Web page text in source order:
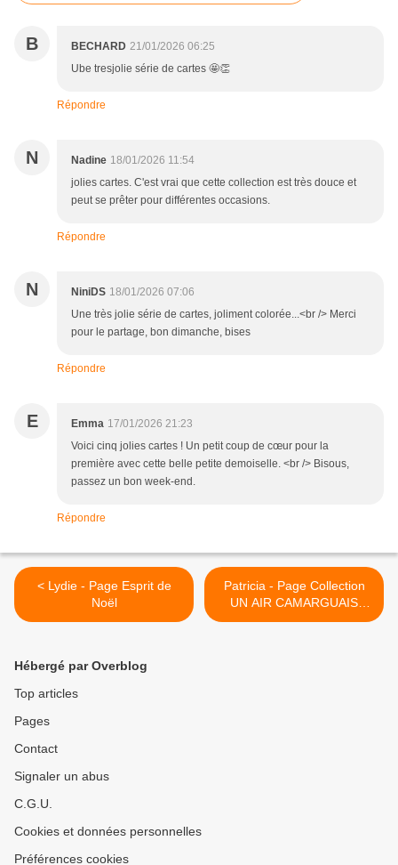
B BECHARD 21/01/2026 06:25
Ube tresjolie série de cartes 🤩👏
Répondre
N Nadine 18/01/2026 11:54
jolies cartes. C'est vrai que cette collection est très douce et
peut se prêter pour différentes occasions.
Répondre
N NiniDS 18/01/2026 07:06
Une très jolie série de cartes, joliment colorée...<br /> Merci
pour le partage, bon dimanche, bises
Répondre
E Emma 17/01/2026 21:23
Voici cinq jolies cartes ! Un petit coup de cœur pour la
première avec cette belle petite demoiselle. <br /> Bisous,
passez un bon week-end.
Répondre
< Lydie - Page Esprit de
Noël
Patricia - Page Collection
UN AIR CAMARGUAIS
numéro 3 >
Hébergé par Overblog
Top articles
Pages
Contact
Signaler un abus
C.G.U.
Cookies et données personnelles
Préférences cookies